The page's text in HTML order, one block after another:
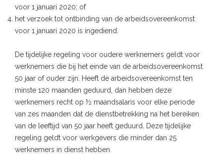
voor 1 januari 2020; of
het verzoek tot ontbinding van de arbeidsovereenkomst
voor 1 januari 2020 is ingediend.
De tijdelijke regeling voor oudere werknemers geldt voor
werknemers die bij het einde van de arbeidsovereenkomst
50 jaar of ouder zijn. Heeft de arbeidsovereenkomst ten
minste 120 maanden geduurd, dan hebben deze
werknemers recht op ½ maandsalaris voor elke periode
van zes maanden dat de dienstbetrekking na het bereiken
van de leeftijd van 50 jaar heeft geduurd. Deze tijdelijke
regeling geldt voor werkgevers die minder dan 25
werknemers in dienst hebben.